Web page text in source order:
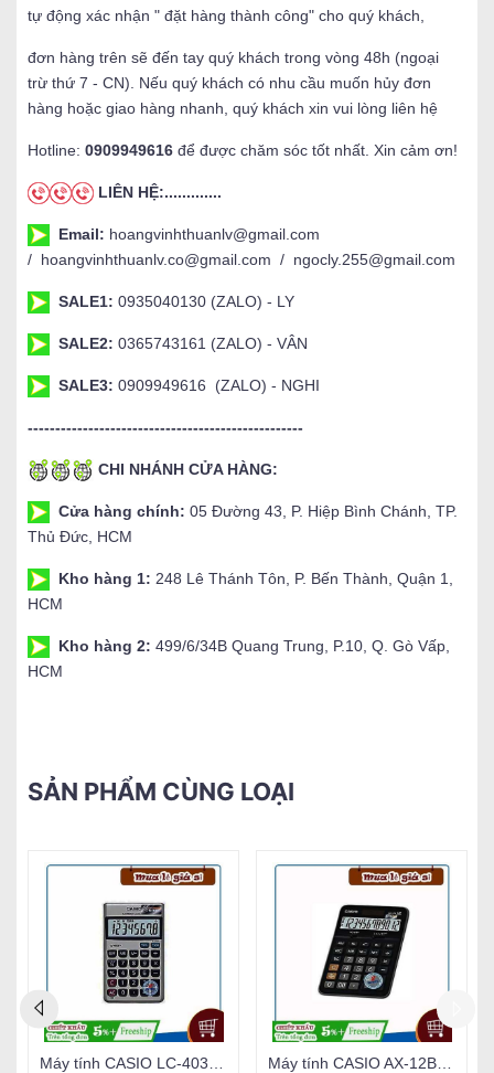
tự động xác nhận " đặt hàng thành công" cho quý khách,
đơn hàng trên sẽ đến tay quý khách trong vòng 48h (ngoại
trừ thứ 7 - CN). Nếu quý khách có nhu cầu muốn hủy đơn
hàng hoặc giao hàng nhanh, quý khách xin vui lòng liên hệ
Hotline: 0909949616 để được chăm sóc tốt nhất. Xin cảm ơn!
LIÊN HỆ:.............
Email: hoangvinhthuanlv@gmail.com
/ hoangvinhthuanlv.co@gmail.com / ngocly.255@gmail.com
SALE1: 0935040130 (ZALO) - LY
SALE2: 0365743161 (ZALO) - VÂN
SALE3: 0909949616 (ZALO) - NGHI
--------------------------------------------------
CHI NHÁNH CỬA HÀNG:
Cửa hàng chính: 05 Đường 43, P. Hiệp Bình Chánh, TP.
Thủ Đức, HCM
Kho hàng 1: 248 Lê Thánh Tôn, P. Bến Thành, Quận 1,
HCM
Kho hàng 2: 499/6/34B Quang Trung, P.10, Q. Gò Vấp,
HCM
SẢN PHẨM CÙNG LOẠI